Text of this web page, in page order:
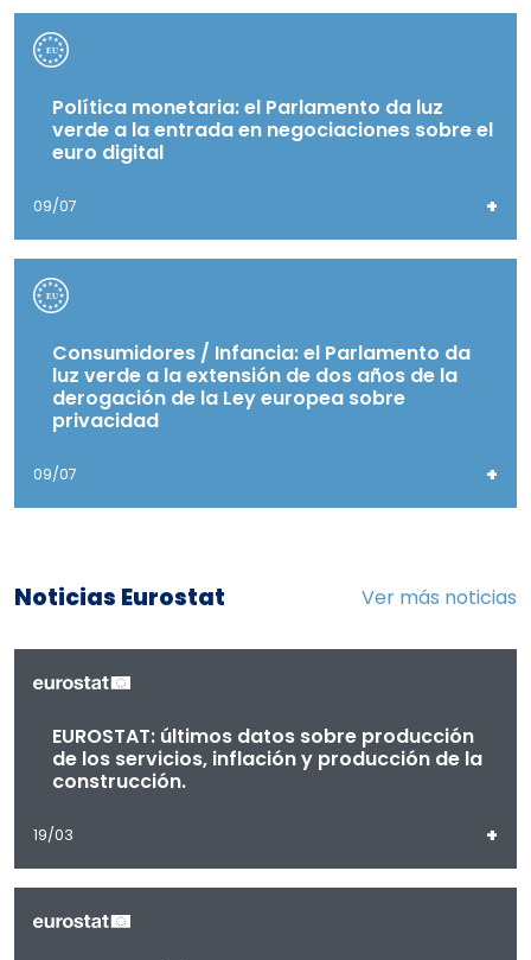
Política monetaria: el Parlamento da luz
verde a la entrada en negociaciones sobre el
euro digital
09/07 +
Consumidores / Infancia: el Parlamento da
luz verde a la extensión de dos años de la
derogación de la Ley europea sobre
privacidad
09/07 +
Noticias Eurostat Ver más noticias
EUROSTAT: últimos datos sobre producción
de los servicios, inflación y producción de la
construcción.
19/03 +